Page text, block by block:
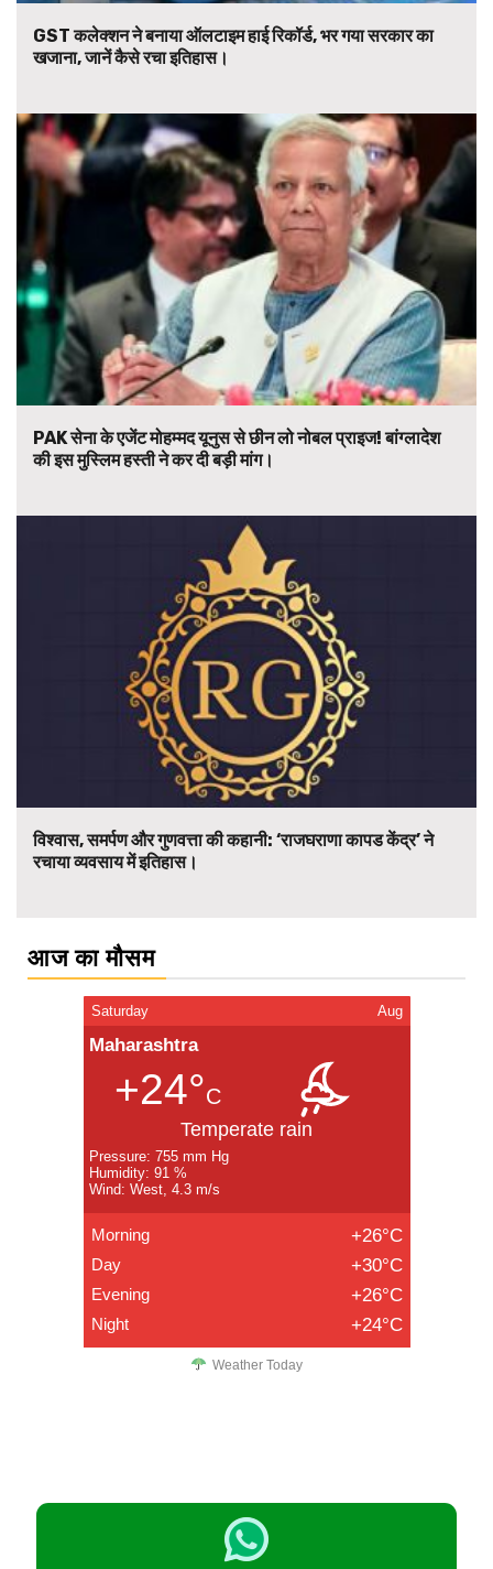
GST कलेक्शन ने बनाया ऑलटाइम हाई रिकॉर्ड, भर गया सरकार का
खजाना, जानें कैसे रचा इतिहास।
PAK सेना के एजेंट मोहम्मद यूनुस से छीन लो नोबल प्राइज! बांग्लादेश
की इस मुस्लिम हस्ती ने कर दी बड़ी मांग।
विश्वास, समर्पण और गुणवत्ता की कहानी: ‘राजघराणा कापड केंद्र’ ने
रचाया व्यवसाय में इतिहास।
आज का मौसम
Saturday Aug
Maharashtra
+24°C
Temperate rain
Pressure: 755 mm Hg
Humidity: 91 %
Wind: West, 4.3 m/s
Morning +26°C
Day +30°C
Evening +26°C
Night +24°C
Weather Today